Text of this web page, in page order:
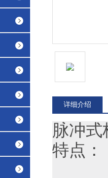
详细介绍
脉冲式
特点：